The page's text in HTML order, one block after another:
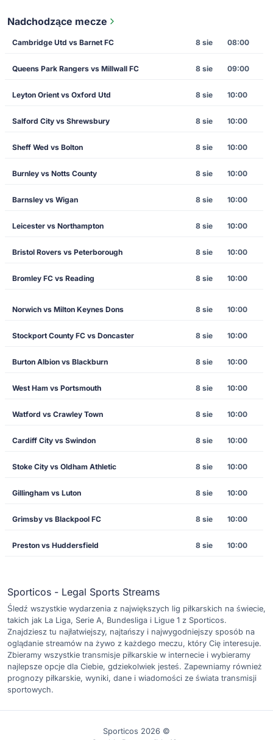
Nadchodzące mecze
Cambridge Utd vs Barnet FC 8 sie 08:00
Queens Park Rangers vs Millwall FC 8 sie 09:00
Leyton Orient vs Oxford Utd 8 sie 10:00
Salford City vs Shrewsbury 8 sie 10:00
Sheff Wed vs Bolton 8 sie 10:00
Burnley vs Notts County 8 sie 10:00
Barnsley vs Wigan 8 sie 10:00
Leicester vs Northampton 8 sie 10:00
Bristol Rovers vs Peterborough 8 sie 10:00
Bromley FC vs Reading 8 sie 10:00
Norwich vs Milton Keynes Dons 8 sie 10:00
Stockport County FC vs Doncaster 8 sie 10:00
Burton Albion vs Blackburn 8 sie 10:00
West Ham vs Portsmouth 8 sie 10:00
Watford vs Crawley Town 8 sie 10:00
Cardiff City vs Swindon 8 sie 10:00
Stoke City vs Oldham Athletic 8 sie 10:00
Gillingham vs Luton 8 sie 10:00
Grimsby vs Blackpool FC 8 sie 10:00
Preston vs Huddersfield 8 sie 10:00
Sporticos - Legal Sports Streams
Śledź wszystkie wydarzenia z największych lig piłkarskich na świecie,
takich jak La Liga, Serie A, Bundesliga i Ligue 1 z Sporticos.
Znajdziesz tu najłatwiejszy, najtańszy i najwygodniejszy sposób na
oglądanie streamów na żywo z każdego meczu, który Cię interesuje.
Zbieramy wszystkie transmisje piłkarskie w internecie i wybieramy
najlepsze opcje dla Ciebie, gdziekolwiek jesteś. Zapewniamy również
prognozy piłkarskie, wyniki, dane i wiadomości ze świata transmisji
sportowych.
Sporticos 2026 ©